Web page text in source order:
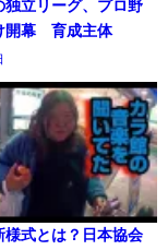
独立リーグ、プロ野
開幕 育成主体
様式とは？日本協会